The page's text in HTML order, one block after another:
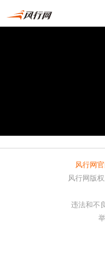
风行网官
风行网版
违法和不